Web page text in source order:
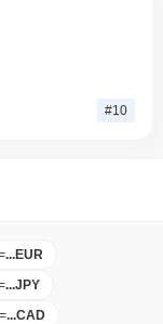
#10
...EUR
...JPY
=...CAD